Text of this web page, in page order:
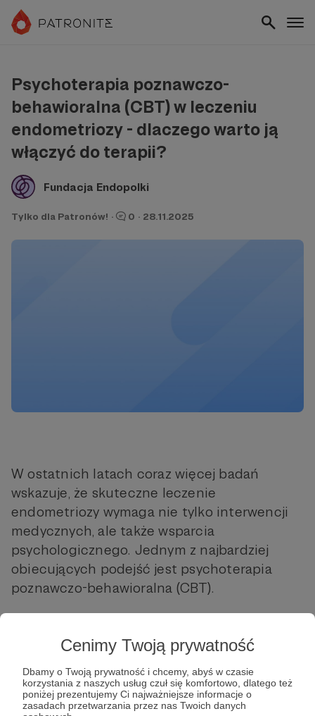
Cenimy Twoją prywatność
Dbamy o Twoją prywatność i chcemy, abyś w czasie
korzystania z naszych usług czuł się komfortowo, dlatego też
poniżej prezentujemy Ci najważniejsze informacje o
zasadach przetwarzania przez nas Twoich danych
Psychoterapia poznawczo-
behawioralna (CBT) w leczeniu
endometriozy - dlaczego warto ją
włączyć do terapii?
Fundacja Endopolki
Tylko dla Patronów! · 0 · 28.11.2025
W ostatnich latach coraz więcej badań
wskazuje, że skuteczne leczenie
endometriozy wymaga nie tylko interwencji
medycznych, ale także wsparcia
psychologicznego. Jednym z najbardziej
obiecujących podejść jest psychoterapia
poznawczo-behawioralna (CBT).